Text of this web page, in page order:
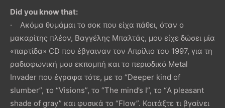
Did you know that:
· Ακόμα θυμάμαι το σοκ που είχα πάθει, όταν ο
μακαρίτης πλέον, Βαγγέλης Μπαλτάς, μου είχε δώσει μία
«παρτίδα» CD που έβγαιναν τον Απρίλιο του 1997, για τη
ραδιοφωνική μου εκπομπή και το περιοδικό Metal
Invader που έγραφα τότε, με το “Deeper kind of
slumber”, το “Visions”, το “The mind’s I”, το “A pleasant
shade of gray” και φυσικά το “Flow”. Κοιτάξτε τι βγαίνει